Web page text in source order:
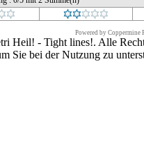
Powered by Coppermine
Heil! - Tight lines!. Alle
Sie bei der Nutzung zu